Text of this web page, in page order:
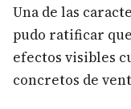
Una de las
pudo ratificar
efectos visibles
concretos de